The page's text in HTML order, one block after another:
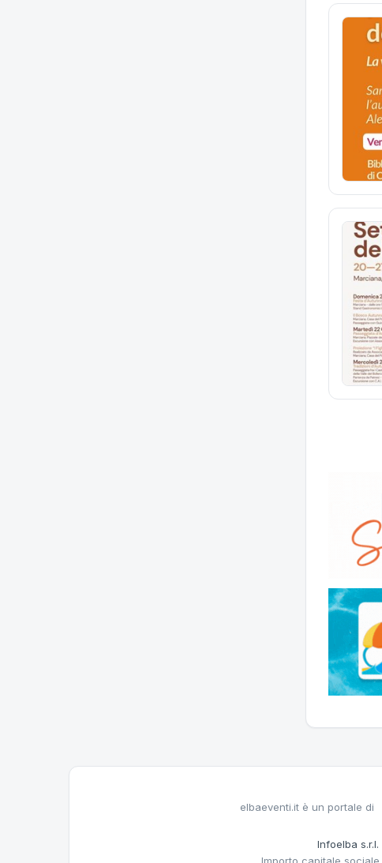
elbaeventi.it è un portale di
Infoelba s.r.l.
Importo capitale sociale